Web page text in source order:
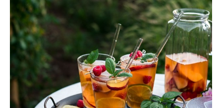
Food photography tips
Επικοινωνία
Συνεργασίες
Moments of Mine